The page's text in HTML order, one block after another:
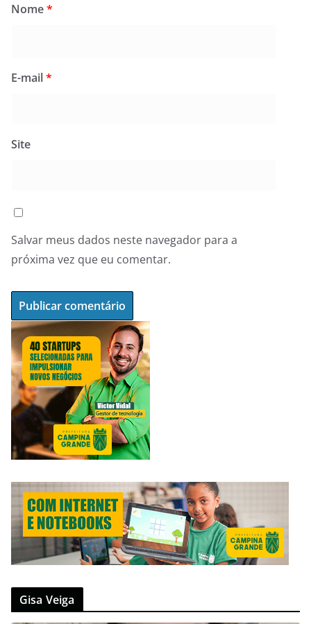
Nome*
E-mail*
Site
Salvar meus dados neste navegador para a
próxima vez que eu comentar.
Gisa Veiga